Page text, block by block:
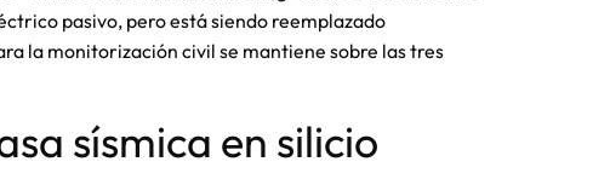
pasivo, pero está siendo reemplazado
la monitorización civil se mantiene sobre las tres
sísmica en silicio